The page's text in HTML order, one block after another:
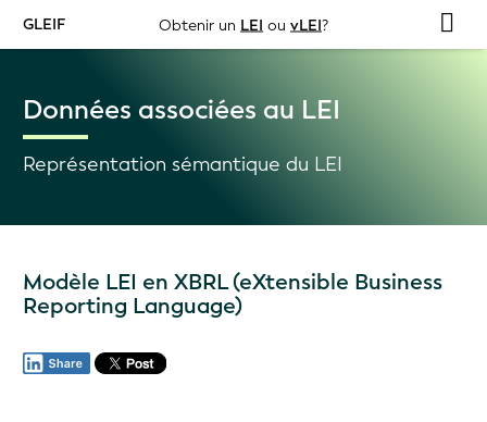
GLEIF Obtenir un LEI ou vLEI?
Données associées au LEI
Représentation sémantique du LEI
Modèle LEI en XBRL (eXtensible Business
Reporting Language)